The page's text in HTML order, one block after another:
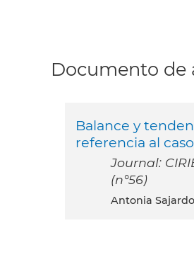
Documento de
Balance y
referencia al
Journal:
(n°56)
Antonia